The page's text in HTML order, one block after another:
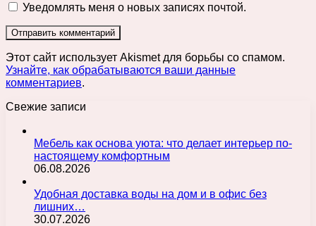
Уведомлять меня о новых записях почтой.
Этот сайт использует Akismet для борьбы со спамом.
Узнайте, как обрабатываются ваши данные
комментариев.
Свежие записи
Мебель как основа уюта: что делает интерьер по-
настоящему комфортным
06.08.2026
Удобная доставка воды на дом и в офис без
лишних…
30.07.2026